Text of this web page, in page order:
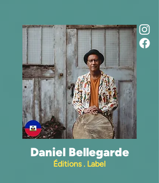
Daniel Bellegarde
Éditions . Label